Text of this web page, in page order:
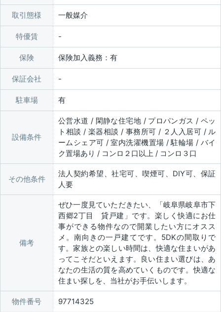
取引態様 一般媒介
特優賃
保険 保険加入義務：有
保証会社
駐車場 有
設備条件
公営水道 / 閑静な住宅地 / プロパンガス / ペッ
ト相談 / 楽器相談 / 事務所可 / ２人入居可 / ル
ームシェア可 / 室内洗濯機置場 / 駐輪場 / バイ
ク置場あり / コンロ２口以上 / コンロ３口
その他条件
法人契約希望、社宅可、喫煙可、DIY可、保証
人要
備考
ぜひ一度見ていただきたい、「岐阜県岐阜市下
西郷2丁目 貸戸建」です。楽しく快適にお仕
事ができる物件なので開業したい方にオスス
メ。南向きの一戸建てです。5DKの間取りで
す。家族との楽しい時間は、快適な住まいがあ
ってこそだといえます。良い住まい選びは、あ
なたの生活の質を高めていくものです。快適な
住まい探しを、当社がお手伝いします。
物件番号 97714325